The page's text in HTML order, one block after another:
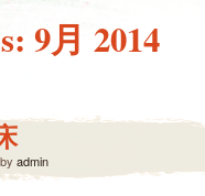
9月 2014
by admin